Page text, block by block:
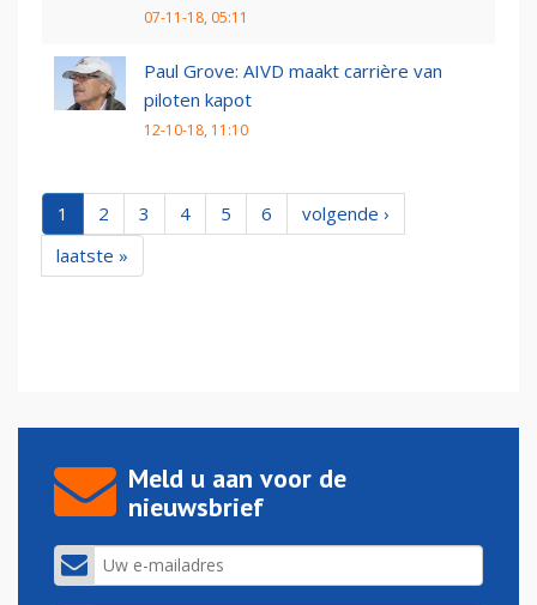
07-11-18, 05:11
Paul Grove: AIVD maakt carrière van
piloten kapot
12-10-18, 11:10
1 2 3 4 5 6
volgende ›
laatste »
Meld u aan voor de
nieuwsbrief